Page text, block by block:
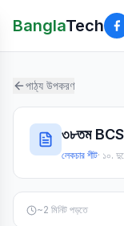
BanglaTech
পাঠ্য উপকরণ
৩৮তম BCS
লেকচার শীট· ১০.
~2 মিনিট পড়তে